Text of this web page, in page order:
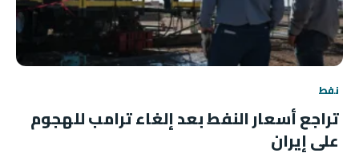
نفط
تراجع أسعار النفط بعد إلغاء ترامب للهجوم
على إيران